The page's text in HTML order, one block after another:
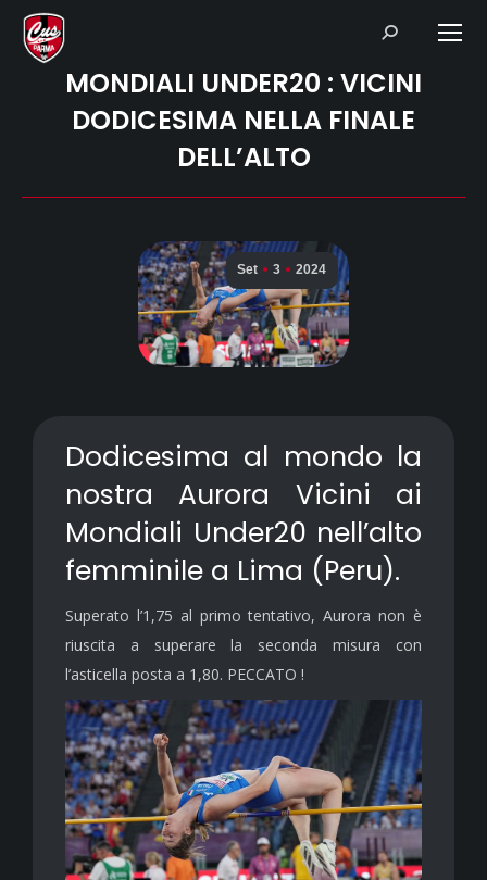
Search:
MONDIALI UNDER20 : VICINI
DODICESIMA NELLA FINALE
DELL’ALTO
Set 3 2024
Dodicesima al mondo la
nostra Aurora Vicini ai
Mondiali Under20 nell’alto
femminile a Lima (Peru).
Superato l’1,75 al primo tentativo, Aurora non è
riuscita a superare la seconda misura con
l’asticella posta a 1,80. PECCATO !